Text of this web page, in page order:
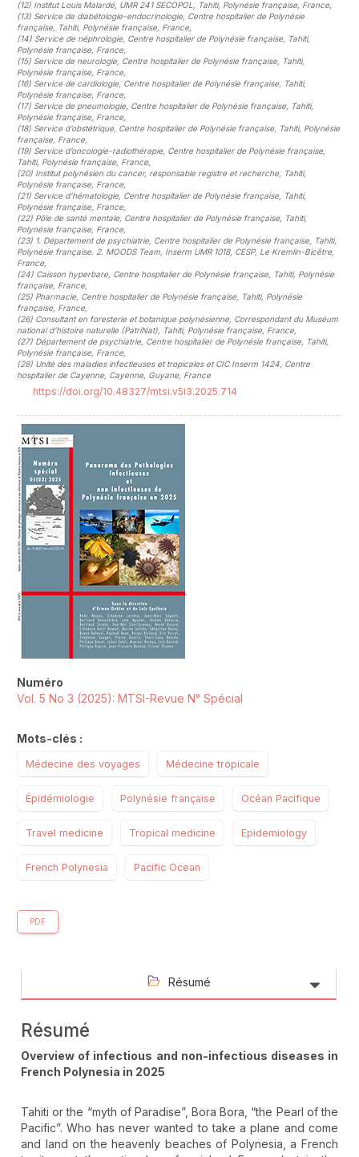
(12) Institut Louis Malardé, UMR 241 SECOPOL, Tahiti, Polynésie française, France,
(13) Service de diabétologie-endocrinologie, Centre hospitalier de Polynésie
française, Tahiti, Polynésie française, France,
(14) Service de néphrologie, Centre hospitalier de Polynésie française, Tahiti,
Polynésie française, France,
(15) Service de neurologie, Centre hospitalier de Polynésie française, Tahiti,
Polynésie française, France,
(16) Service de cardiologie, Centre hospitalier de Polynésie française, Tahiti,
Polynésie française, France,
(17) Service de pneumologie, Centre hospitalier de Polynésie française, Tahiti,
Polynésie française, France,
(18) Service d’obstétrique, Centre hospitalier de Polynésie française, Tahiti, Polynésie
française, France,
(19) Service d’oncologie-radiothérapie, Centre hospitalier de Polynésie française,
Tahiti, Polynésie française, France,
(20) Institut polynésien du cancer, responsable registre et recherche, Tahiti,
Polynésie française, France,
(21) Service d’hématologie, Centre hospitalier de Polynésie française, Tahiti,
Polynésie française, France,
(22) Pôle de santé mentale, Centre hospitalier de Polynésie française, Tahiti,
Polynésie française, France,
(23) 1. Département de psychiatrie, Centre hospitalier de Polynésie française, Tahiti,
Polynésie française. 2. MOODS Team, Inserm UMR 1018, CESP, Le Kremlin-Bicêtre,
France,
(24) Caisson hyperbare, Centre hospitalier de Polynésie française, Tahiti, Polynésie
française, France,
(25) Pharmacie, Centre hospitalier de Polynésie française, Tahiti, Polynésie
française, France,
(26) Consultant en foresterie et botanique polynésienne, Correspondant du Muséum
national d’histoire naturelle (PatriNat), Tahiti, Polynésie française, France,
(27) Département de psychiatrie, Centre hospitalier de Polynésie française, Tahiti,
Polynésie française, France,
(28) Unité des maladies infectieuses et tropicales et CIC Inserm 1424, Centre
hospitalier de Cayenne, Cayenne, Guyane, France
https://doi.org/10.48327/mtsi.v5i3.2025.714
Numéro
Vol. 5 No 3 (2025): MTSI-Revue N° Spécial
Mots-clés :
Médecine des voyages Médecine tropicale
Épidémiologie Polynésie française Océan Pacifique
Travel medicine Tropical medicine Epidemiology
French Polynesia Pacific Ocean
PDF
Résumé
Résumé
Overview of infectious and non-infectious diseases in
French Polynesia in 2025
Tahiti or the “myth of Paradise”, Bora Bora, “the Pearl of the
Pacific”. Who has never wanted to take a plane and come
and land on the heavenly beaches of Polynesia, a French